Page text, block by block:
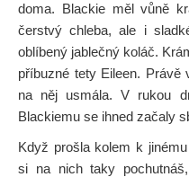
doma. Blackie měl vůně
čerstvý chleba, ale i
oblíbený jablečný koláč.
příbuzné tety Eileen.
na něj usmála. V rukou
Blackiemu se ihned začaly
Když prošla kolem k
si na nich taky